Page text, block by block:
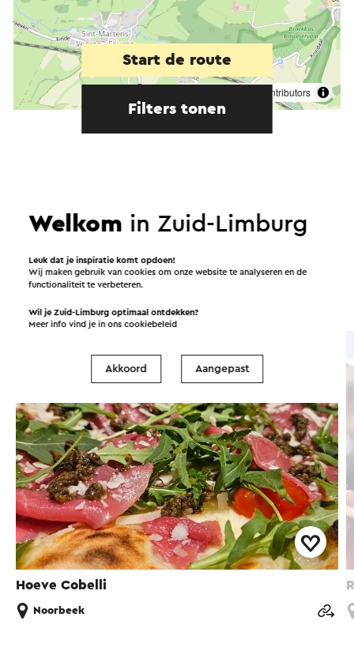
contributors
Start de route
Filters tonen
Hoeve Cobelli
Noorbeek
Welkom in Zuid-Limburg
Leuk dat je inspiratie komt opdoen!
Wij maken gebruik van cookies om onze website te analyseren en de
functionaliteit te verbeteren.
Wil je Zuid-Limburg optimaal ontdekken?
Meer info vind je in onscookiebeleid
Akkoord Aangepast